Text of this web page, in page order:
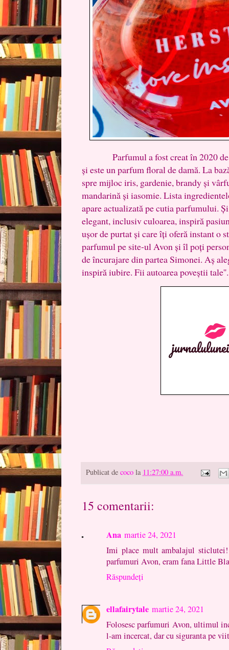
Parfumul a fost creat în 2020 de
și este un parfum floral de damă. La
spre mijloc iris, gardenie, brandy și
mandarină și iasomie. Lista
apare actualizată pe cutia parfumului.
elegant, inclusiv culoarea, inspiră
ușor de purtat și care îți oferă instant o
parfumul pe site-ul Avon și îl poți
de încurajare din partea Simonei. Aș
inspiră iubire. Fii autoarea poveștii tale''.
Publicat de coco la 11:27:00 a.m.
15 comentarii:
Ana martie 24, 2021
Imi place mult ambalajul
parfumuri Avon, eram fana Little
Răspundeți
ellafairytale martie 24, 2021
Folosesc parfumuri Avon, ultimul
l-am incercat, dar cu siguranta pe